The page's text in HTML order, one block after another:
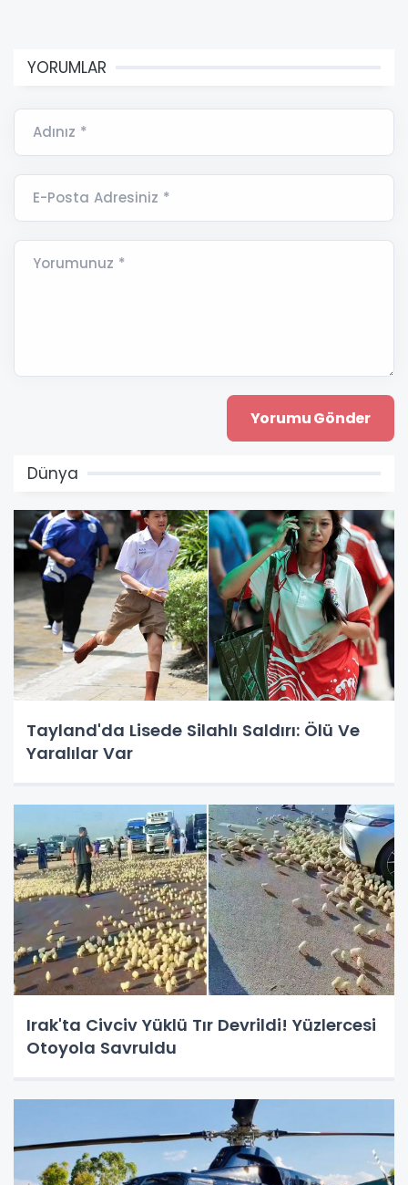
YORUMLAR
Adınız *
E-Posta Adresiniz *
Yorumunuz *
Dünya
Tayland'da Lisede Silahlı Saldırı: Ölü Ve
Yaralılar Var
Irak'ta Civciv Yüklü Tır Devrildi! Yüzlercesi
Otoyola Savruldu